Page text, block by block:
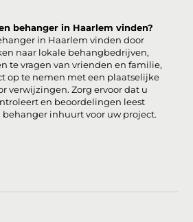
behanger in Haarlem vinden?
in Haarlem vinden door
naar lokale behangbedrijven,
te vragen van vrienden en familie,
op te nemen met een plaatselijke
verwijzingen. Zorg ervoor dat u
en beoordelingen leest
behanger inhuurt voor uw project.